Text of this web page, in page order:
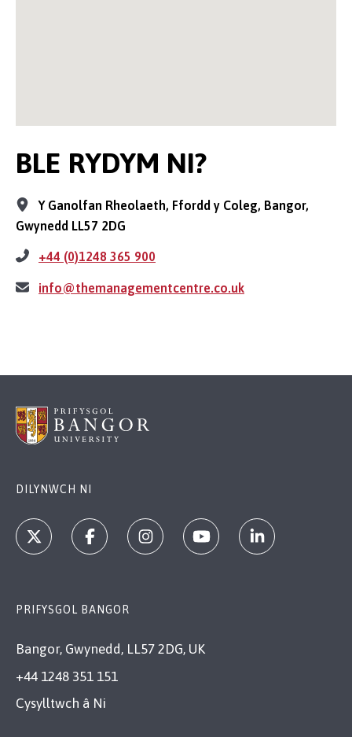
BLE RYDYM NI?
Y Ganolfan Rheolaeth, Ffordd y Coleg, Bangor,
Gwynedd LL57 2DG
+44 (0)1248 365 900
info@themanagementcentre.co.uk
DILYNWCH NI
PRIFYSGOL BANGOR
Bangor, Gwynedd, LL57 2DG, UK
+44 1248 351 151
Cysylltwch â Ni